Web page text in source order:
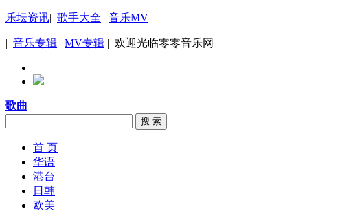
乐坛资讯| 歌手大全| 音乐MV
| 音乐专辑| MV专辑 | 欢迎光临零零音乐网
歌曲
搜 索
首 页
华语
港台
日韩
欧美